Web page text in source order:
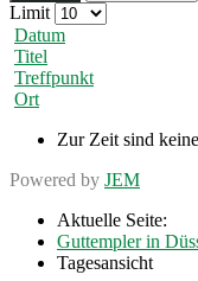
Limit
Datum
Titel
Treffpunkt
Ort
Zur Zeit sind
Powered by JEM
Aktuelle Seite:
Guttempler in
Tagesansicht